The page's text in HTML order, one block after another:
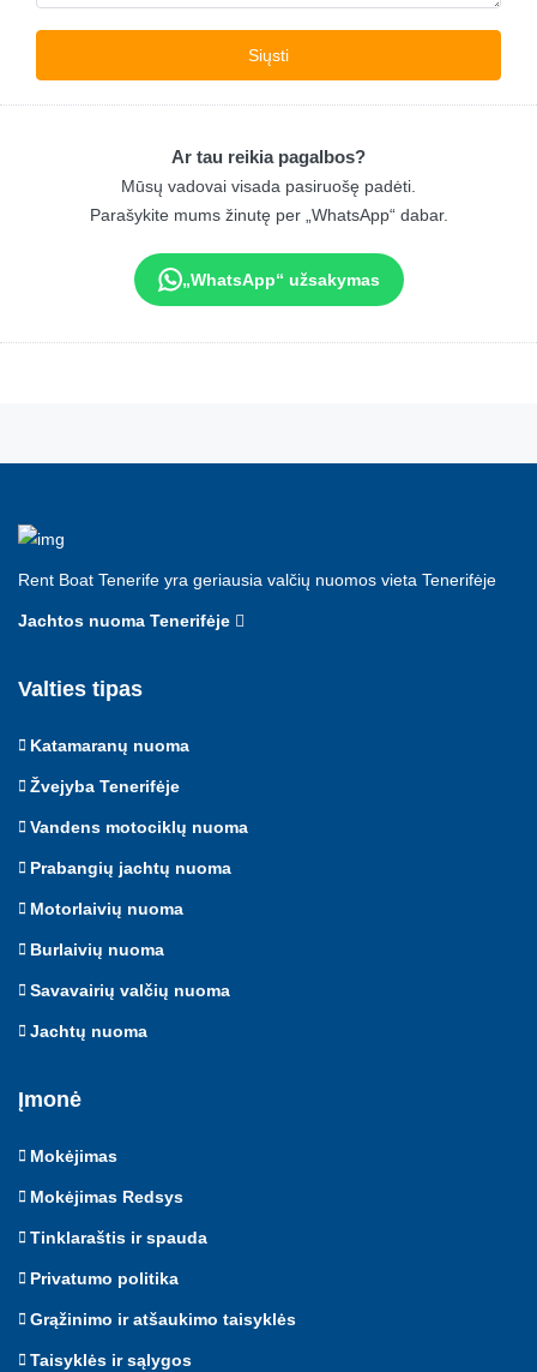
Ar tau reikia pagalbos?
Mūsų vadovai visada pasiruošę padėti.
Parašykite mums žinutę per „WhatsApp“ dabar.
„WhatsApp“ užsakymas
Rent Boat Tenerife yra geriausia valčių nuomos vieta Tenerifėje
Jachtos nuoma Tenerifėje
Valties tipas
Katamaranų nuoma
Žvejyba Tenerifėje
Vandens motociklų nuoma
Prabangių jachtų nuoma
Motorlaivių nuoma
Burlaivių nuoma
Savavairių valčių nuoma
Jachtų nuoma
Įmonė
Mokėjimas
Mokėjimas Redsys
Tinklaraštis ir spauda
Privatumo politika
Grąžinimo ir atšaukimo taisyklės
Taisyklės ir sąlygos